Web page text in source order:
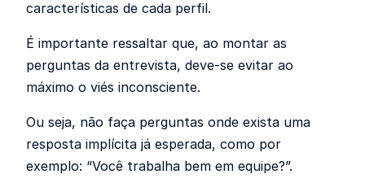
características de cada perfil.
É importante ressaltar que, ao montar as
perguntas da entrevista, deve-se evitar ao
máximo o viés inconsciente.
Ou seja, não faça perguntas onde exista uma
resposta implícita já esperada, como por
exemplo: “Você trabalha bem em equipe?”.